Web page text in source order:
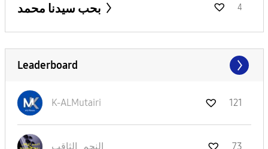
4
Leaderboard
K-ALMutairi 121
النجم_الثاقب 73